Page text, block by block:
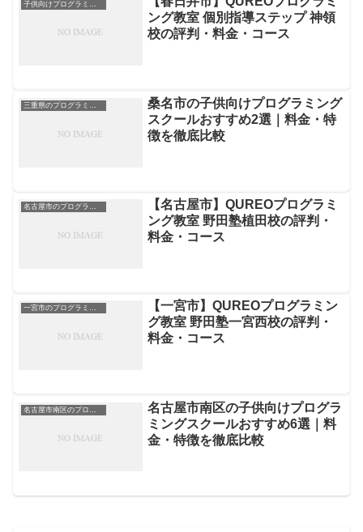
ング教室 個別指導ステップ 神領
校の評判・料金・コース
桑名市の子供向けプログラミング
スクールおすすめ2選｜料金・特
徴を徹底比較
名古屋市のプログラミングスクール
【名古屋市】QUREOプログラミ
ング教室 野田塾植田校の評判・
料金・コース
一宮市のプログラミングスクール
【一宮市】QUREOプログラミン
グ教室 野田塾一宮西校の評判・
料金・コース
名古屋市南区の子供向けプログラ
ミングスクールおすすめ6選｜料
金・特徴を徹底比較